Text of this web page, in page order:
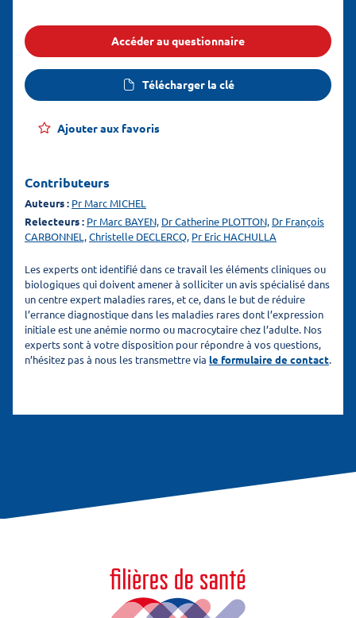
Accéder au questionnaire
Télécharger la clé
Ajouter aux favoris
Contributeurs
Auteurs : Pr Marc MICHEL
Relecteurs : Pr Marc BAYEN, Dr Catherine PLOTTON, Dr François
CARBONNEL,Christelle DECLERCQ, Pr Eric HACHULLA
Les experts ont identifié dans ce travail les éléments cliniques ou
biologiques qui doivent amener à solliciter un avis spécialisé dans
un centre expert maladies rares, et ce, dans le but de réduire
l’errance diagnostique dans les maladies rares dont l’expression
initiale est une anémie normo ou macrocytaire chez l’adulte. Nos
experts sont à votre disposition pour répondre à vos questions,
n’hésitez pas à nous les transmettre via le formulaire de contact.